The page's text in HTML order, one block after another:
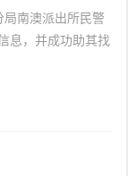
南澳派出所民警
息，并成功助其找